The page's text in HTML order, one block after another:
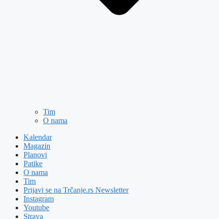
Tim
O nama
Kalendar
Magazin
Planovi
Patike
O nama
Tim
Prijavi se na Trčanje.rs Newsletter
Instagram
Youtube
Strava